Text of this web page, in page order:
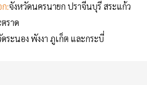
:จังหวัดนครนายก ปราจีนบุรี สระแก้ว
ราด
ระนอง พังงา ภูเก็ต และกระบี่